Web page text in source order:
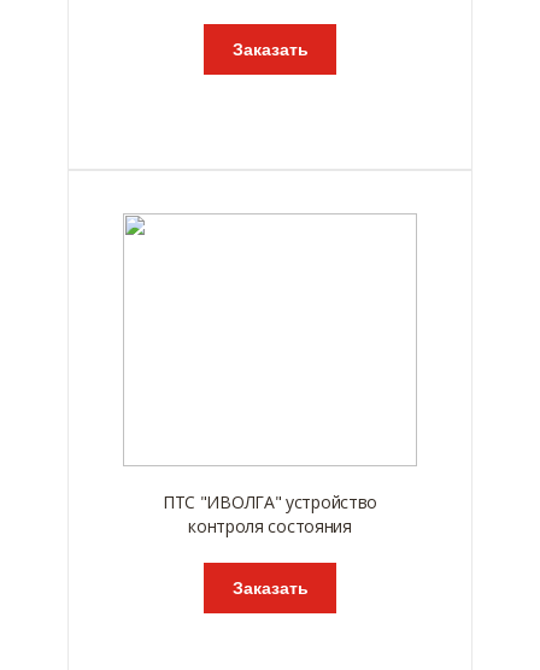
Заказать
ПТС "ИВОЛГА" устройство
контроля состояния
Заказать